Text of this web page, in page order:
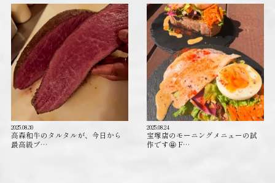
2025.08.30
高森和牛のタルタルが、今日から
最高級ブ…
2025.08.24
宝塚店のモーニングメニューの試
作です🤩 F…